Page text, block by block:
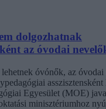
dolgozhatnak
az óvodai
óvónők, az óvodai
Egyesület (MOE)
minisztériumhoz